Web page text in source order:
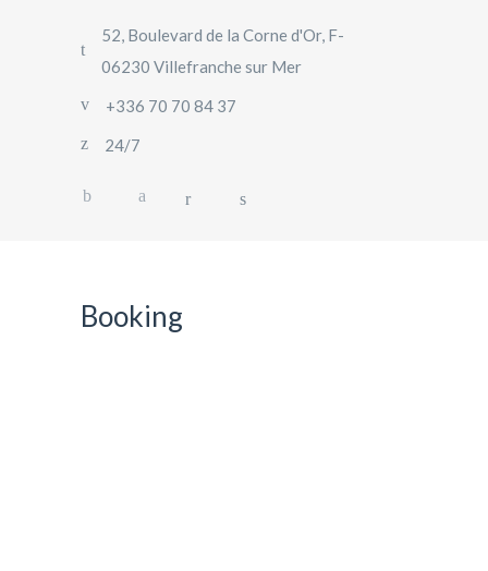
52, Boulevard de la Corne d'Or, F-
06230 Villefranche sur Mer
+336 70 70 84 37
24/7
Booking